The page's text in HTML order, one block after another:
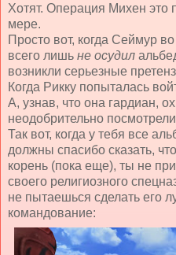
Хотят. Операция Михен это
мере.
Просто вот, когда Сеймур
всего лишь не осудил
возникли серьезные
Когда Рикку попыталась
А, узнав, что она гардиан,
неодобрительно
Так вот, когда у тебя все
должны спасибо сказать,
корень (пока еще), ты не
своего религиозного
не пытаешься сделать его
командование: